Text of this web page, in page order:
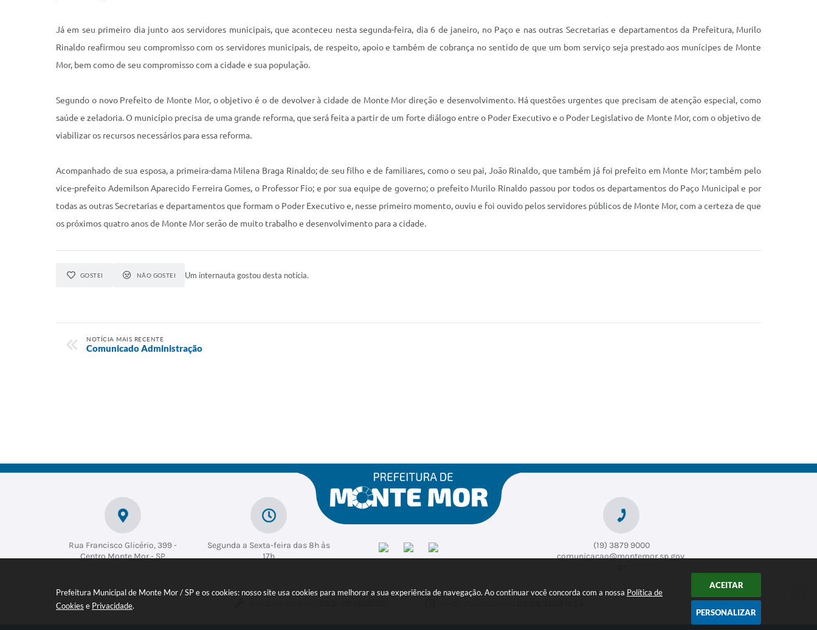
Prefeitura Municipal de Monte Mor / SP e os cookies: nosso site usa cookies para melhorar a sua experiência de navegação. Ao continuar você concorda com a nossa Política de
Cookies e Privacidade.
ACEITAR
PERSONALIZAR
Já em seu primeiro dia junto aos servidores municipais, que aconteceu nesta segunda-feira, dia 6 de janeiro, no Paço e nas outras Secretarias e departamentos da Prefeitura, Murilo
Rinaldo reafirmou seu compromisso com os servidores municipais, de respeito, apoio e também de cobrança no sentido de que um bom serviço seja prestado aos munícipes de Monte
Mor, bem como de seu compromisso com a cidade e sua população.
Segundo o novo Prefeito de Monte Mor, o objetivo é o de devolver à cidade de Monte Mor direção e desenvolvimento. Há questões urgentes que precisam de atenção especial, como
saúde e zeladoria. O município precisa de uma grande reforma, que será feita a partir de um forte diálogo entre o Poder Executivo e o Poder Legislativo de Monte Mor, com o objetivo de
viabilizar os recursos necessários para essa reforma.
Acompanhado de sua esposa, a primeira-dama Milena Braga Rinaldo; de seu filho e de familiares, como o seu pai, João Rinaldo, que também já foi prefeito em Monte Mor; também pelo
vice-prefeito Ademilson Aparecido Ferreira Gomes, o Professor Fio; e por sua equipe de governo; o prefeito Murilo Rinaldo passou por todos os departamentos do Paço Municipal e por
todas as outras Secretarias e departamentos que formam o Poder Executivo e, nesse primeiro momento, ouviu e foi ouvido pelos servidores públicos de Monte Mor, com a certeza de que
os próximos quatro anos de Monte Mor serão de muito trabalho e desenvolvimento para a cidade.
GOSTEI NÃO GOSTEI Um internauta gostou desta notícia.
NOTÍCIA MAIS RECENTE
Comunicado Administração
Rua Francisco Glicério, 399 -
Centro Monte Mor - SP
Segunda a Sexta-feira das 8h às
17h
(19) 3879 9000
comunicacao@montemor.sp.gov.